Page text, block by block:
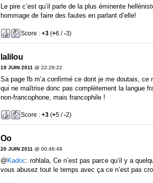
Le pire c’est qu’il parle de la plus éminente
hommage de faire des fautes en parlant d’elle!
Score : +3(+6 /-3)
lalilou
19 JUIN 2011 @ 22:26:22
Sa page fb m’a confirmé ce dont je me doutais, ce
qui ne maîtrise donc pas complètement la langue
non-francophone, mais francophile !
Score : +3(+5 /-2)
Oo
20 JUIN 2011@ 00:46:49
@ Kadoc: rohlala, Ce n’est pas parce qu’il y a
vous abusez tout le temps avec ça ce n’est pas